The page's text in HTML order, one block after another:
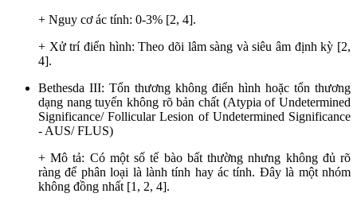
+ Nguy cơ ác tính: 0-3% [2, 4].
+ Xử trí điển hình: Theo dõi lâm sàng và siêu âm định kỳ [2,
4].
Bethesda III: Tổn thương không điển hình hoặc tổn thương
dạng nang tuyến không rõ bản chất (Atypia of Undetermined
Significance/ Follicular Lesion of Undetermined Significance
- AUS/ FLUS)
+ Mô tả: Có một số tế bào bất thường nhưng không đủ rõ
ràng để phân loại là lành tính hay ác tính. Đây là một nhóm
không đồng nhất [1, 2, 4].